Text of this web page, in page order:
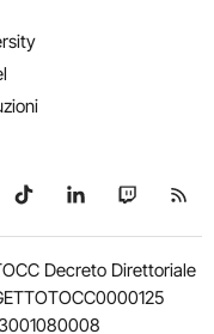
su Telegram
Seguici su TikTok
Seguici su
Seguici
Decreto Direttoriale